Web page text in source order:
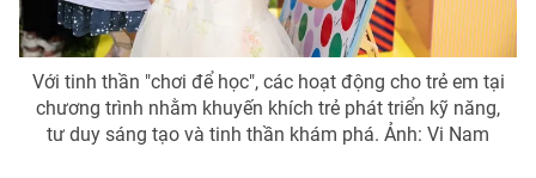
Với tinh thần "chơi để học", các hoạt động cho trẻ em tại
chương trình nhằm khuyến khích trẻ phát triển kỹ năng,
tư duy sáng tạo và tinh thần khám phá. Ảnh: Vi Nam